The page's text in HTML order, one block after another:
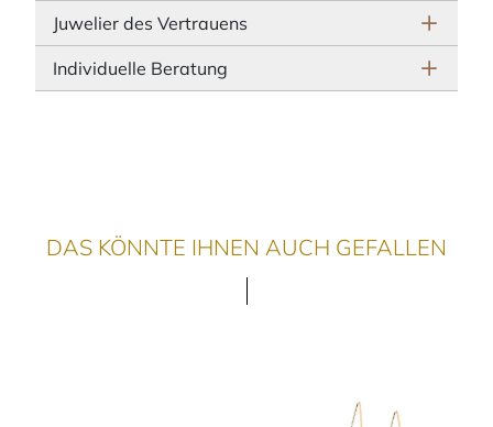
Juwelier des Vertrauens
Individuelle Beratung
DAS KÖNNTE IHNEN AUCH GEFALLEN